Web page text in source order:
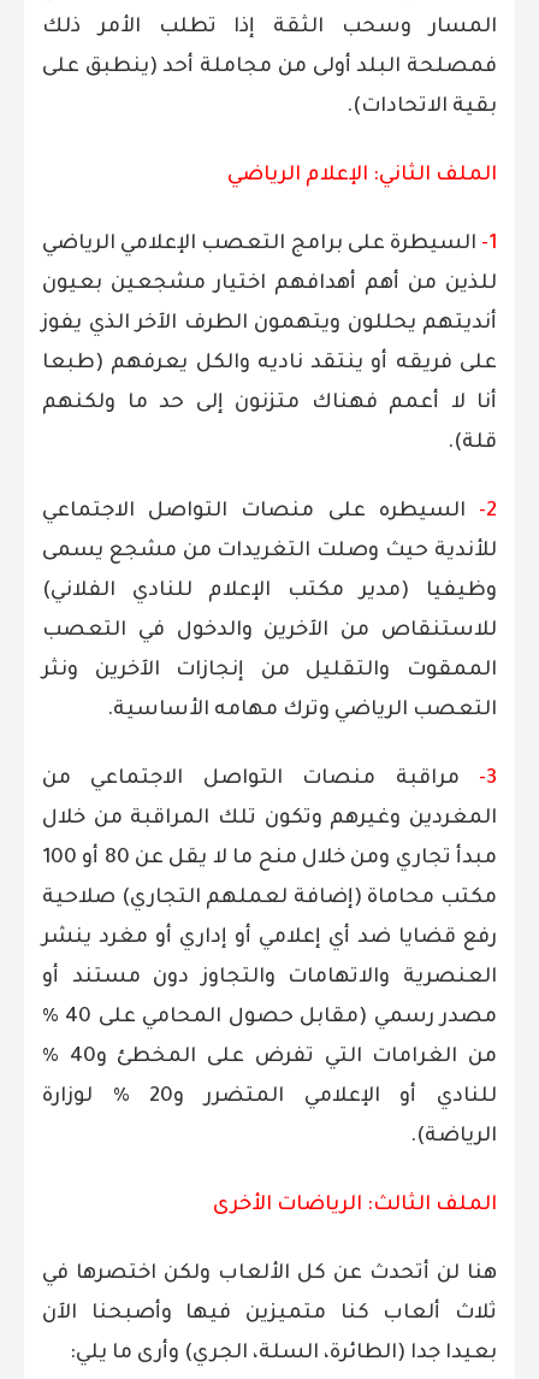
المسار وسحب الثقة إذا تطلب الأمر ذلك
فمصلحة البلد أولى من مجاملة أحد (ينطبق على
بقية الاتحادات).
الملف الثاني: الإعلام الرياضي
1-
السيطرة على برامج التعصب الإعلامي الرياضي
للذين من أهم أهدافهم اختيار مشجعين بعيون
أنديتهم يحللون ويتهمون الطرف الآخر الذي يفوز
على فريقه أو ينتقد ناديه والكل يعرفهم (طبعا
أنا لا أعمم فهناك متزنون إلى حد ما ولكنهم
قلة).
2-
السيطره على منصات التواصل الاجتماعي
للأندية حيث وصلت التغريدات من مشجع يسمى
وظيفيا (مدير مكتب الإعلام للنادي الفلاني)
للاستنقاص من الآخرين والدخول في التعصب
الممقوت والتقليل من إنجازات الآخرين ونثر
التعصب الرياضي وترك مهامه الأساسية.
3-
مراقبة منصات التواصل الاجتماعي من
المغردين وغيرهم وتكون تلك المراقبة من خلال
مبدأ تجاري ومن خلال منح ما لا يقل عن 80 أو 100
مكتب محاماة (إضافة لعملهم التجاري) صلاحية
رفع قضايا ضد أي إعلامي أو إداري أو مغرد ينشر
العنصرية والاتهامات والتجاوز دون مستند أو
مصدر رسمي (مقابل حصول المحامي على 40 %
من الغرامات التي تفرض على المخطئ و40 %
للنادي أو الإعلامي المتضرر و20 % لوزارة
الرياضة).
الملف الثالث: الرياضات الأخرى
هنا لن أتحدث عن كل الألعاب ولكن اختصرها في
ثلاث ألعاب كنا متميزين فيها وأصبحنا الآن
بعيدا جدا (الطائرة، السلة، الجري) وأرى ما يلي: